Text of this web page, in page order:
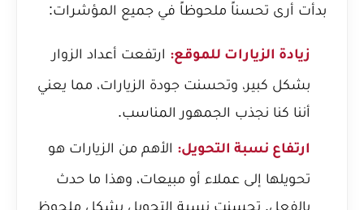
بدأت أرى تحسناً ملحوظاً في جميع المؤشرات:
زيادة الزيارات للموقع: ارتفعت أعداد الزوار
بشكل كبير، وتحسنت جودة الزيارات، مما يعني
أننا كنا نجذب الجمهور المناسب.
ارتفاع نسبة التحويل: الأهم من الزيارات هو
تحويلها إلى عملاء أو مبيعات، وهذا ما حدث
بالفعل. تحسنت نسبة التحويل بشكل ملحوظ